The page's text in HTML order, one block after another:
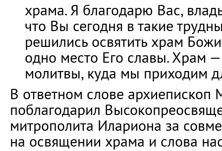
храма. Я благодарю Вас,
что Вы сегодня в такие
решились освятить храм
одно место Его славы. Храм
молитвы, куда мы приходим
В ответном слове архиепископ
поблагодарил
митрополита Илариона за
на освящении храма и слова